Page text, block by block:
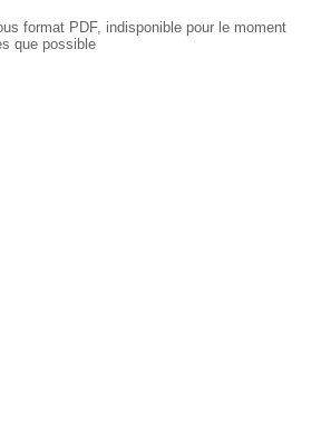
format PDF, indisponible pour le moment
que possible